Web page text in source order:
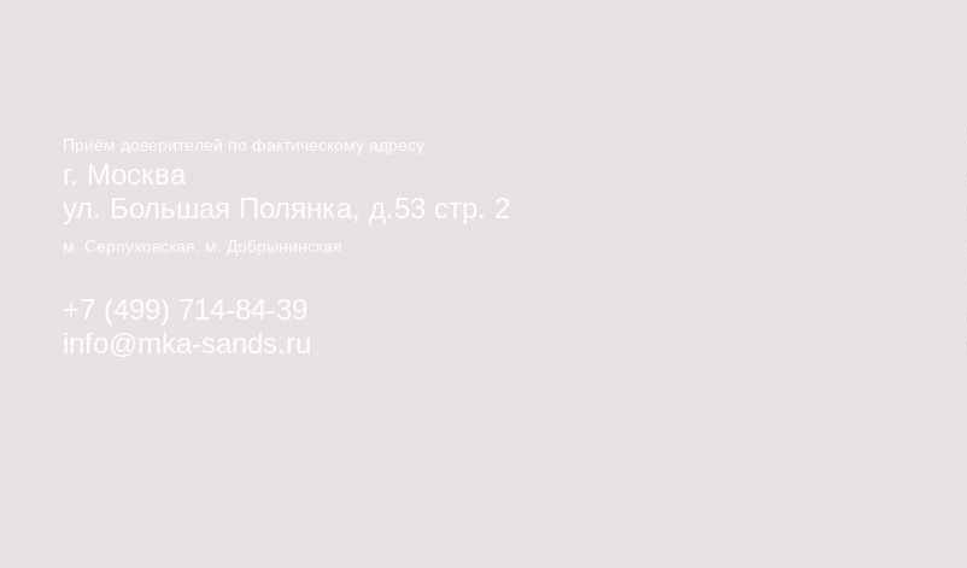
Приём доверителей по фактическому адресу:
г. Москва
ул. Большая Полянка, д.53 стр. 2
м. Серпуховская, м. Добрынинская
+7 (499) 714-84-39
info@mka-sands.ru